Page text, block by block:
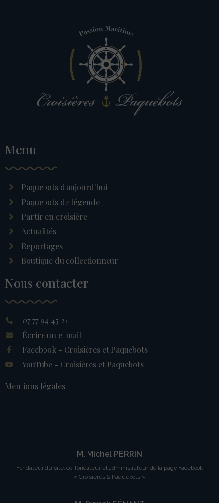
Menu
Paquebots d'aujourd'hui
Paquebots de légende
Partir en croisière
Actualités
Reportages
Boutique du collectionneur
Nous contacter
07 77 94 45 21
Écrire un e-mail
Facebook - Croisières et Paquebots
YouTube - Croisières et Paquebots
Mentions légales
M. Michel PERRIN
Fondateur du site, co-fondateur et administrateur de la page Facebook
« Croisières & Paquebots »